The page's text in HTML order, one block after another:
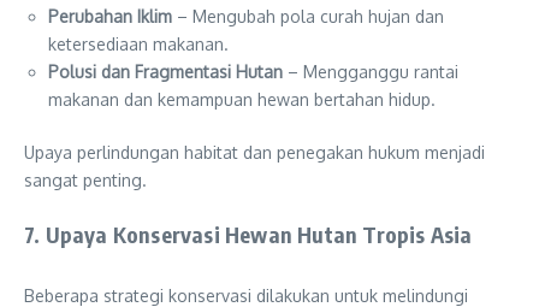
Perubahan Iklim – Mengubah pola curah hujan dan
ketersediaan makanan.
Polusi dan Fragmentasi Hutan – Mengganggu rantai
makanan dan kemampuan hewan bertahan hidup.
Upaya perlindungan habitat dan penegakan hukum menjadi
sangat penting.
7. Upaya Konservasi Hewan Hutan Tropis Asia
Beberapa strategi konservasi dilakukan untuk melindungi